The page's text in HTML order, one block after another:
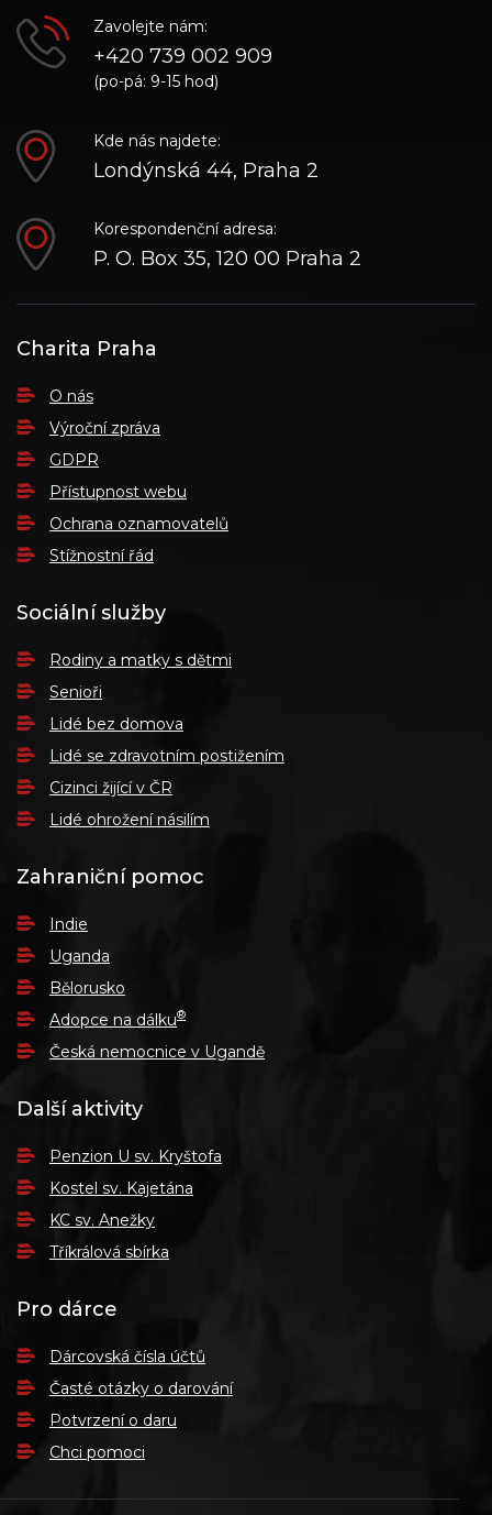
Zavolejte nám:
+420 739 002 909
(po-pá: 9-15 hod)
Kde nás najdete:
Londýnská 44, Praha 2
Korespondenční adresa:
P. O. Box 35, 120 00 Praha 2
Charita Praha
O nás
Výroční zpráva
GDPR
Přístupnost webu
Ochrana oznamovatelů
Stížnostní řád
Sociální služby
Rodiny a matky s dětmi
Senioři
Lidé bez domova
Lidé se zdravotním postižením
Cizinci žijící v ČR
Lidé ohrožení násilím
Zahraniční pomoc
Indie
Uganda
Bělorusko
Adopce na dálku®
Česká nemocnice v Ugandě
Další aktivity
Penzion U sv. Kryštofa
Kostel sv. Kajetána
KC sv. Anežky
Tříkrálová sbírka
Pro dárce
Dárcovská čísla účtů
Časté otázky o darování
Potvrzení o daru
Chci pomoci